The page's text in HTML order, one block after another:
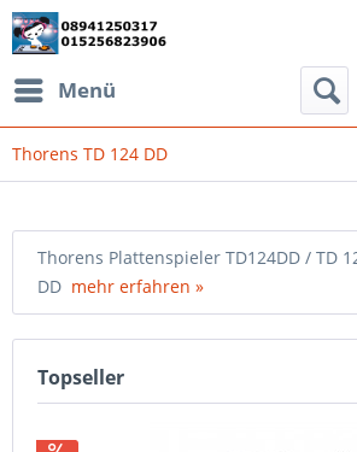
Menü
Thorens TD 124 DD
Thorens Plattenspieler TD124DD / TD
DD mehr erfahren »
Topseller